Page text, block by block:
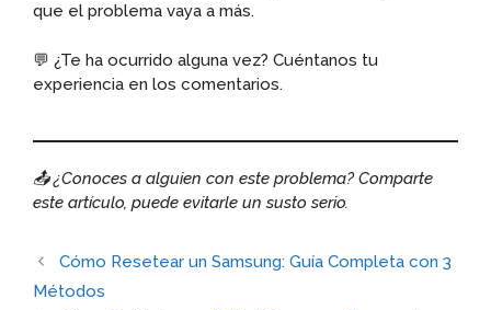
que el problema vaya a más.
💬 ¿Te ha ocurrido alguna vez? Cuéntanos tu
experiencia en los comentarios.
📤 ¿Conoces a alguien con este problema? Comparte
este artículo, puede evitarle un susto serio.
Cómo Resetear un Samsung: Guía Completa con 3
Métodos